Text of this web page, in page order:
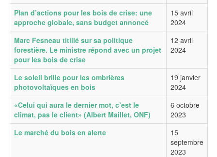
Plan d’actions pour les bois de crise: une
approche globale, sans budget annoncé
15 avril
2024
Marc Fesneau titillé sur sa politique
forestière. Le ministre répond avec un projet
pour les bois de crise
12 avril
2024
Le soleil brille pour les ombrières
photovoltaïques en bois
19 janvier
2024
«Celui qui aura le dernier mot, c’est le
climat, pas le client» (Albert Maillet, ONF)
6 octobre
2023
Le marché du bois en alerte
15
septembre
2023